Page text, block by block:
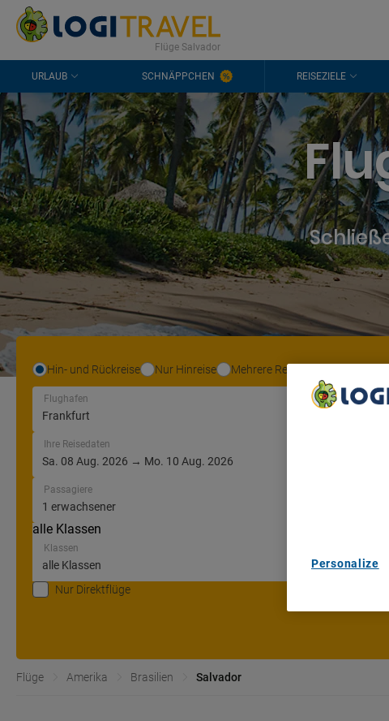
KONTAKT HÄUFIGE FRAGEN 0298 1909 3897
Flüge Salvador
URLAUB SCHNÄPPCHEN REISEZIELE
Hin- und Rückreise Nur Hinreise Mehrere Reiseziele
Flughafen
Ihre Reisedaten
Passagiere
alle Klassen
Klassen
Nur Direktflüge
Flüge Amerika Brasilien Salvador
Personalize